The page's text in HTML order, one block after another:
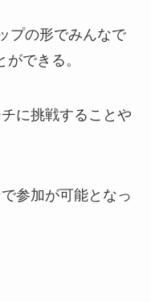
プの形でみんなで
できる。
に挑戦することや
参加が可能となっ